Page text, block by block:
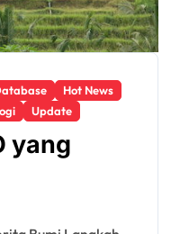
Hot News
Update
yang